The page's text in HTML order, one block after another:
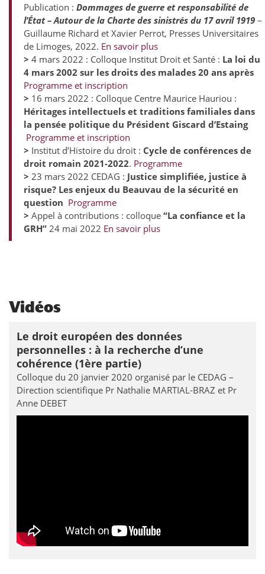
Publication : Dommages de guerre et responsabilité de
l’État – Autour de la Charte des sinistrés du 17 avril 1919 –
Guillaume Richard et Xavier Perrot, Presses Universitaires
de Limoges, 2022. En savoir plus
> 4 mars 2022 : Colloque Institut Droit et Santé : La loi du
4 mars 2002 sur les droits des malades 20 ans après
Programme et inscription
> 16 mars 2022 : Colloque Centre Maurice Hauriou :
Héritages intellectuels et traditions familiales dans
la pensée politique du Président Giscard d’Estaing
Programme et inscription
> Institut d’Histoire du droit : Cycle de conférences de
droit romain 2021-2022. Programme
> 23 mars 2022 CEDAG : Justice simplifiée, justice à
risque? Les enjeux du Beauvau de la sécurité en
question Programme
> Appel à contributions : colloque “La confiance et la
GRH” 24 mai 2022 En savoir plus
Vidéos
Le droit européen des données
personnelles : à la recherche d’une
cohérence (1ère partie)
Colloque du 20 janvier 2020 organisé par le CEDAG –
Direction scientifique Pr Nathalie MARTIAL-BRAZ et Pr
Anne DEBET